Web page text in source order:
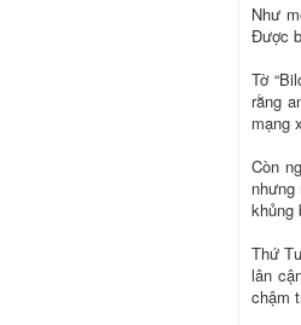
Như
Được
Tờ
rằng
mạng
Còn
khủng
Thứ
lân
chậm